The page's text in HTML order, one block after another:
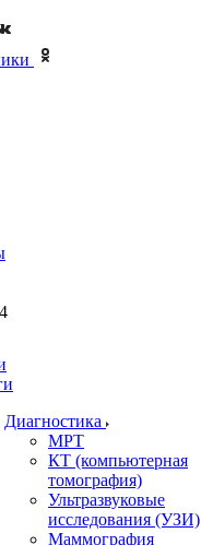
Диагностика
МРТ
КТ (компьютерная
томография)
Ультразвуковые
исследования (УЗИ)
Маммография